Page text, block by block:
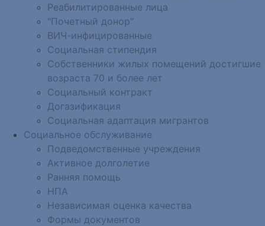
Реабилитированные лица
"Почетный донор"
ВИЧ-инфицированные
Социальная стипендия
Собственники жилых помещений достигшие
возраста 70 и более лет
Социальный контракт
Догазификация
Социальная адаптация мигрантов
Социальное обслуживание
Подведомственные учреждения
Активное долголетие
Ранняя помощь
НПА
Независимая оценка качества
Формы документов